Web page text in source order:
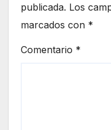
publicada. Los
marcados con *
Comentario *